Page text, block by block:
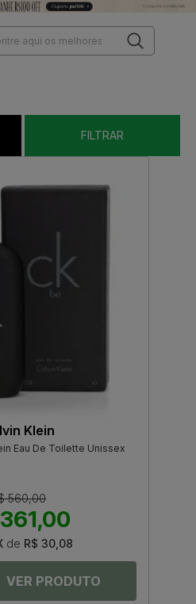
FILTRAR
Klein
Eau De Toilette Unissex
560,00
de R$ 30,08